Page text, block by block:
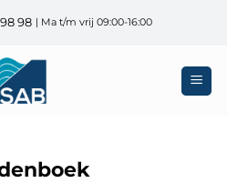
98 | Ma t/m vrij 09:00-16:00